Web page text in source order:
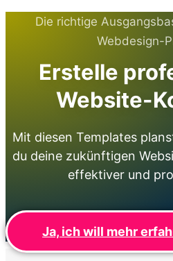
Die richtige
Webdesign-
Erstelle
Website-
Mit diesen Templates
du deine zukünftigen
effektiver und
Ja, ich will mehr